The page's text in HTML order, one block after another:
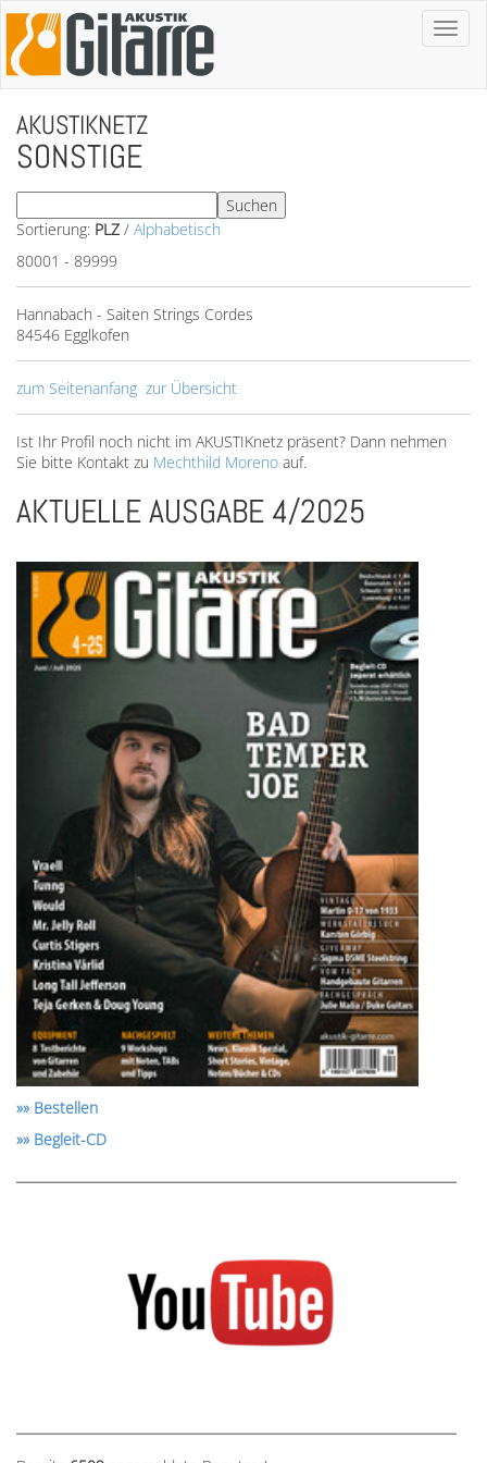
Toggle
AKUSTIKNETZ
SONSTIGE
Sortierung: PLZ / Alphabetisch
80001 - 89999
Hannabach - Saiten Strings Cordes
84546 Egglkofen
zum Seitenanfang zur Übersicht
Ist Ihr Profil noch nicht im AKUSTIKnetz präsent? Dann nehmen
Sie bitte Kontakt zu Mechthild Moreno auf.
AKTUELLE AUSGABE 4/2025
»» Bestellen
»» Begleit-CD